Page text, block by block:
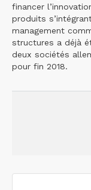
financer
produits
management
structures a déjà
deux sociétés
pour fin 2018.